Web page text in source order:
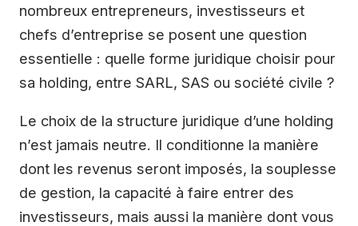
nombreux entrepreneurs, investisseurs et
chefs d’entreprise se posent une question
essentielle : quelle forme juridique choisir pour
sa holding, entre SARL, SAS ou société civile ?
Le choix de la structure juridique d’une holding
n’est jamais neutre. Il conditionne la manière
dont les revenus seront imposés, la souplesse
de gestion, la capacité à faire entrer des
investisseurs, mais aussi la manière dont vous